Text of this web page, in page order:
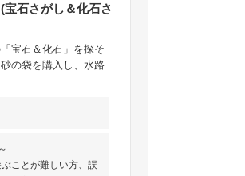
石さがし＆化石さ
宝石＆化石」を探そ
の袋を購入し、水路
ことが難しい方、誤